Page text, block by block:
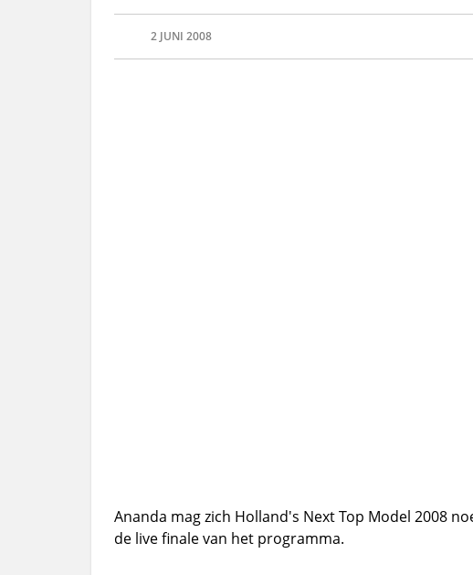
2 JUNI 2008
Ananda mag zich Holland's Next Top Model 2008
de live finale van het programma.